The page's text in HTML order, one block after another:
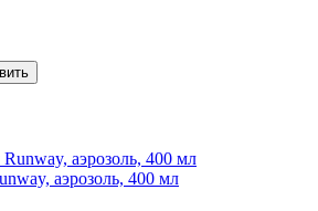
аэрозоль, 400 мл